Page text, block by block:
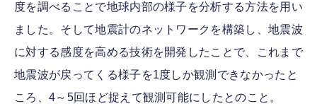
度を調べることで地球内部の様子を分析する方法を用い
ました。そして地震計のネットワークを構築し、地震波
に対する感度を高める技術を開発したことで、これまで
地震波が戻ってくる様子を1度しか観測できなかったと
ころ、4～5回ほど捉えて観測可能にしたとのこと。